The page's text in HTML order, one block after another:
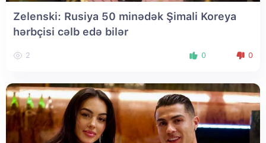
Zelenski: Rusiya 50 minədək Şimali Koreya
hərbçisi cəlb edə bilər
2 0 0